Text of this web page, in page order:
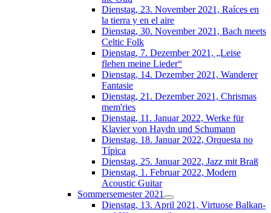
Dienstag, 23. November 2021, Raíces en
la tierra y en el aire
Dienstag, 30. November 2021, Bach meets
Celtic Folk
Dienstag, 7. Dezember 2021, „Leise
flehen meine Lieder“
Dienstag, 14. Dezember 2021, Wanderer
Fantasie
Dienstag, 21. Dezember 2021, Chrismas
mem'ries
Dienstag, 11. Januar 2022, Werke für
Klavier von Haydn und Schumann
Dienstag, 18. Januar 2022, Orquesta no
Típica
Dienstag, 25. Januar 2022, Jazz mit Braß
Dienstag, 1. Februar 2022, Modern
Acoustic Guitar
Sommersemester 2021
Dienstag, 13. April 2021, Virtuose Balkan-